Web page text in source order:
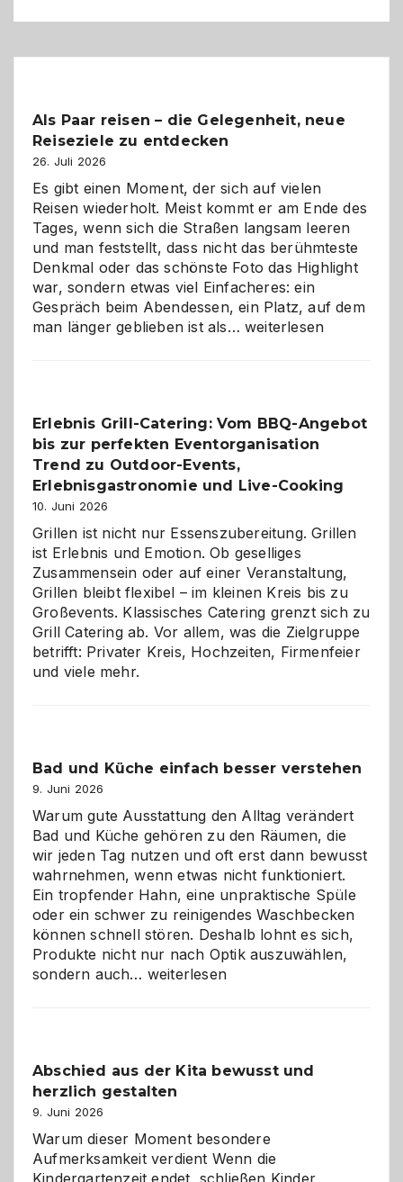
Als Paar reisen – die Gelegenheit, neue
Reiseziele zu entdecken
26. Juli 2026
Es gibt einen Moment, der sich auf vielen
Reisen wiederholt. Meist kommt er am Ende des
Tages, wenn sich die Straßen langsam leeren
und man feststellt, dass nicht das berühmteste
Denkmal oder das schönste Foto das Highlight
war, sondern etwas viel Einfacheres: ein
Gespräch beim Abendessen, ein Platz, auf dem
man länger geblieben ist als… Als
Gelegenheit,
neue
zu
weiterlesen
Erlebnis Grill-Catering: Vom BBQ-Angebot
bis zur perfekten Eventorganisation
Trend zu Outdoor-Events,
Erlebnisgastronomie und Live-Cooking
10. Juni 2026
Grillen ist nicht nur Essenszubereitung. Grillen
ist Erlebnis und Emotion. Ob geselliges
Zusammensein oder auf einer Veranstaltung,
Grillen bleibt flexibel – im kleinen Kreis bis zu
Großevents. Klassisches Catering grenzt sich zu
Grill Catering ab. Vor allem, was die Zielgruppe
betrifft: Privater Kreis, Hochzeiten, Firmenfeier
und viele mehr.
Bad und Küche einfach besser verstehen
9. Juni 2026
Warum gute Ausstattung den Alltag verändert
Bad und Küche gehören zu den Räumen, die
wir jeden Tag nutzen und oft erst dann bewusst
wahrnehmen, wenn etwas nicht funktioniert.
Ein tropfender Hahn, eine unpraktische Spüle
oder ein schwer zu reinigendes Waschbecken
können schnell stören. Deshalb lohnt es sich,
Produkte nicht nur nach Optik auszuwählen,
sondern auch… Bad
verstehen
weiterlesen
Abschied aus der Kita bewusst und
herzlich gestalten
9. Juni 2026
Warum dieser Moment besondere
Aufmerksamkeit verdient Wenn die
Kindergartenzeit endet, schließen Kinder,